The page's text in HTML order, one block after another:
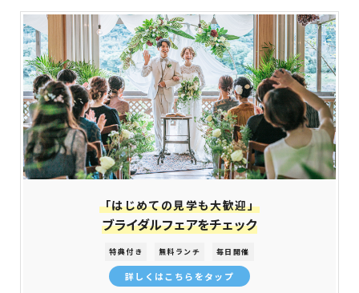
「はじめての見学も大歓迎」
ブライダルフェアをチェック
特典付き 無料ランチ 毎日開催
詳しくはこちらをタップ